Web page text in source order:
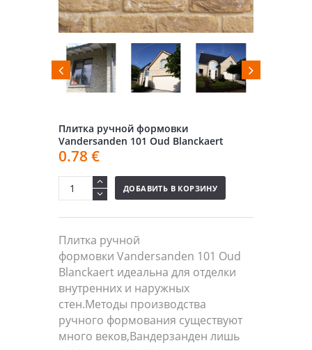
Плитка ручной формовки
Vandersanden 101 Oud Blanckaert
0.78 €
ДОБАВИТЬ В КОРЗИНУ
Плитка ручной
формовки Vandersanden 101 Oud
Blanckaert идеальна для отделки
внутренних и наружных
стен.Методы производства
ручного формования существуют
много веков,Вандерзанден лишь